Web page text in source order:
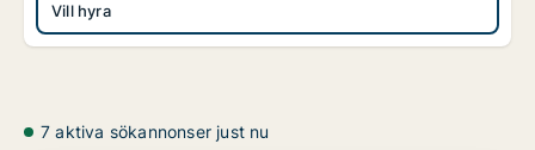
Vill hyra
7 aktiva sökannonser just nu